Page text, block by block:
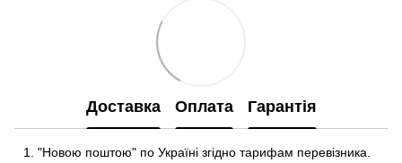
Доставка Оплата Гарантія
"Новою поштою" по Україні згідно тарифам перевізника.